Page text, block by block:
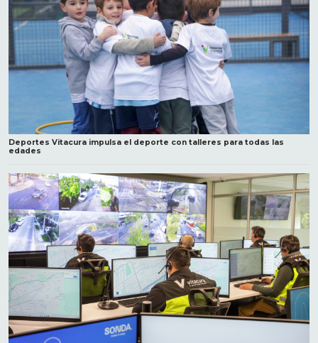
Deportes Vitacura impulsa el deporte con talleres para todas las
edades